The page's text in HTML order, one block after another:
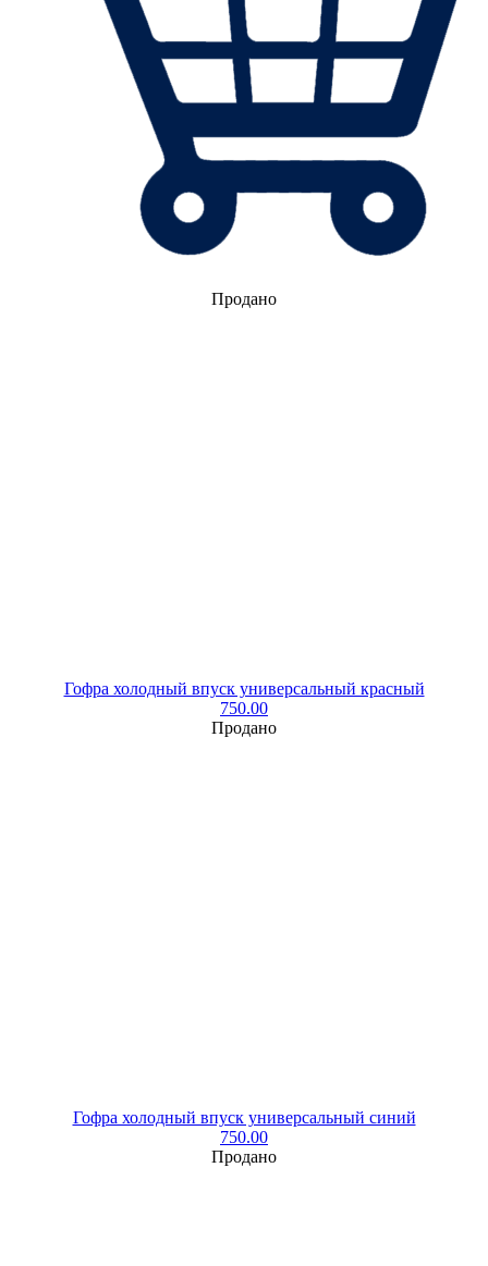
Продано
Гофра холодный впуск универсальный красный
750.00
Продано
Гофра холодный впуск универсальный синий
750.00
Продано